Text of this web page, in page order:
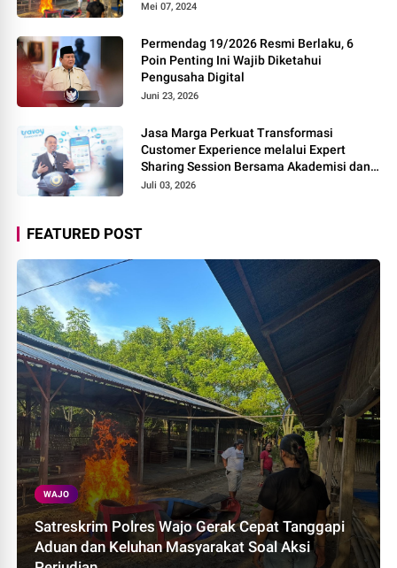
Mei 07, 2024
Permendag 19/2026 Resmi Berlaku, 6
Poin Penting Ini Wajib Diketahui
Pengusaha Digital
Juni 23, 2026
Jasa Marga Perkuat Transformasi
Customer Experience melalui Expert
Sharing Session Bersama Akademisi dan
Praktisi
Juli 03, 2026
FEATURED POST
WAJO
Satreskrim Polres Wajo Gerak Cepat Tanggapi
Aduan dan Keluhan Masyarakat Soal Aksi